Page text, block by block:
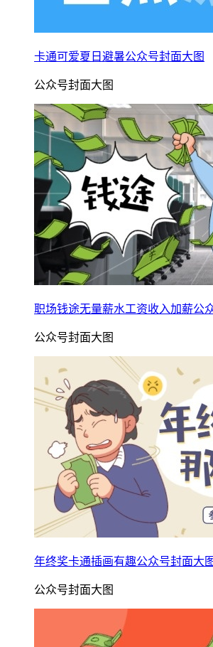
卡通可爱夏日避暑公众号封面大图
公众号封面大图
职场钱途无量薪水工资收入加薪公
公众号封面大图
年终奖卡通插画有趣公众号封面大图
公众号封面大图